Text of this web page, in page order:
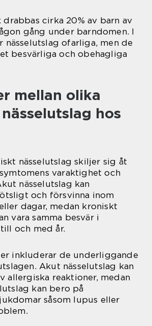
cirka 20% av barn av
gång under barndomen. I
nässelutslag ofarliga, men de
besvärliga och obehagliga
mellan olika
hos
nässelutslag skiljer sig åt
varaktighet och
nässelutslag kan
och försvinna inom
dagar, medan kroniskt
vara samma besvär i
och med år.
inkluderar de underliggande
Akut nässelutslag kan
allergiska reaktioner, medan
kan bero på
såsom lupus eller